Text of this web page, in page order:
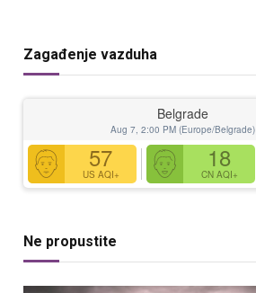
Zagađenje vazduha
Belgrade
Aug 7, 2:00 PM (Europe/Belgrade)
57
US AQI+
18
CN AQI+
Ne propustite